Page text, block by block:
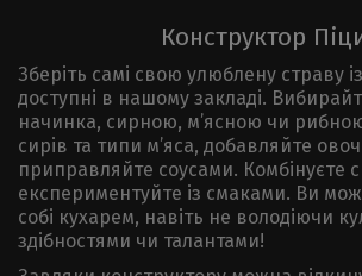
Конструктор
Зберіть самі свою улюблену страву із
доступні в нашому закладі.
начинка, сирною, м’ясною чи
сирів та типи м’яса, добавляйте
приправляйте соусами. Комбінуєте
експериментуйте із смаками. Ви
собі кухарем, навіть не володіючи
здібностями чи талантами!